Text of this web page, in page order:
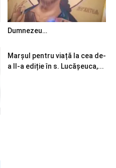
Dumnezeu…
Marșul pentru viață la cea de-
a II-a ediție în s. Lucășeuca,...